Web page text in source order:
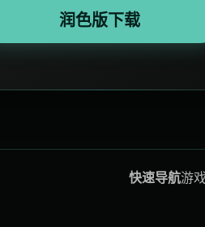
润色版下载
快速导航游